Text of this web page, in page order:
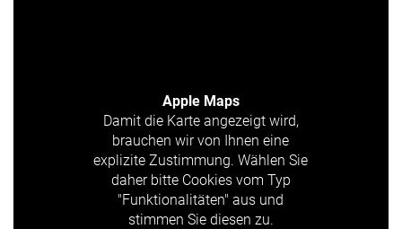
Apple Maps
Damit die Karte angezeigt wird,
brauchen wir von Ihnen eine
explizite Zustimmung. Wählen Sie
daher bitte Cookies vom Typ
"Funktionalitäten" aus und
stimmen Sie diesen zu.